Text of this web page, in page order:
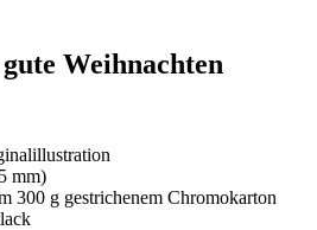
Weihnachten
mm)
300 g gestrichenem Chromokarton